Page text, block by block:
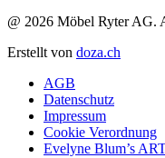
@ 2026 Möbel Ryter AG.
Erstellt von doza.ch
AGB
Datenschutz
Impressum
Cookie Verordnung
Evelyne Blum’s